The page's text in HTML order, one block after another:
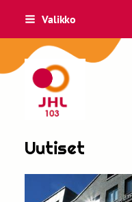
Siirry
sisältöön
Valikko
JHL 103
Uutiset